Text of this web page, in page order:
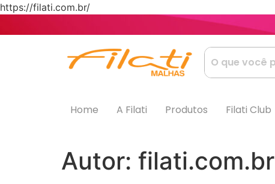
https://filati.com.br/
Home A Filati Produtos Filati Club
Autor: filati.com.br